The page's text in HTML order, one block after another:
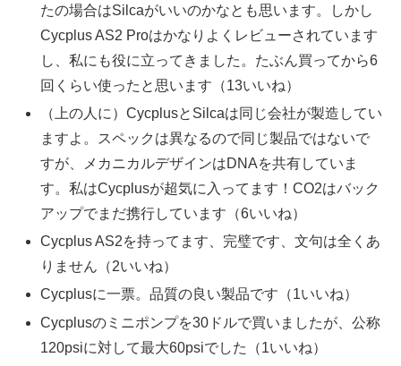
たの場合はSilcaがいいのかなとも思います。しかし
Cycplus AS2 Proはかなりよくレビューされています
し、私にも役に立ってきました。たぶん買ってから6
回くらい使ったと思います（13いいね）
（上の人に）CycplusとSilcaは同じ会社が製造してい
ますよ。スペックは異なるので同じ製品ではないで
すが、メカニカルデザインはDNAを共有していま
す。私はCycplusが超気に入ってます！CO2はバック
アップでまだ携行しています（6いいね）
Cycplus AS2を持ってます、完璧です、文句は全くあ
りません（2いいね）
Cycplusに一票。品質の良い製品です（1いいね）
Cycplusのミニポンプを30ドルで買いましたが、公称
120psiに対して最大60psiでした（1いいね）